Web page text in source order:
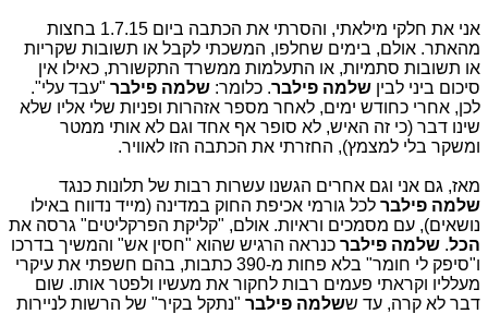
אני את חלקי מילאתי, והסרתי את הכתבה ביום 1.7.15 בחצות
מהאתר. אולם, בימים שחלפו, המשכתי לקבל או תשובות שקריות
או תשובות סתמיות, או התעלמות ממשרד התקשורת, כאילו אין
סיכום ביני לבין שלמה פילבר. כלומר: שלמה פילבר "עבד עלי".
לכן, אחרי כחודש ימים, לאחר מספר אזהרות ופניות שלי אליו שלא
שינו דבר (כי זה האיש, לא סופר אף אחד וגם לא אותי ממטר
ומשקר בלי למצמץ), החזרתי את הכתבה הזו לאוויר.
מאז, גם אני וגם אחרים הגשנו עשרות רבות של תלונות כנגד
שלמה פילבר לכל גורמי אכיפת החוק במדינה (מייד נדווח באילו
נושאים), עם מסמכים וראיות. אולם, "קליקת הפרקליטים" גרסה את
הכל. שלמה פילבר כנראה הרגיש שהוא "חסין אש" והמשיך בדרכו
ו"סיפק לי חומר" בלא פחות מ-390 כתבות, בהם חשפתי את עיקרי
מעלליו וקראתי פעמים רבות לחקור את מעשיו ולפטר אותו. שום
דבר לא קרה, עד ששלמה פילבר "נתקל בקיר" של הרשות לניירות